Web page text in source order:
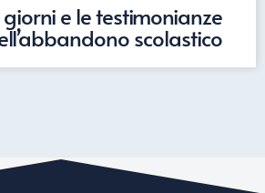
giorni e le testimonianze
scolastico